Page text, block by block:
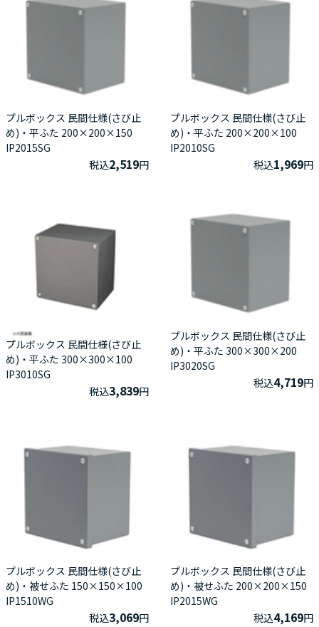
プルボックス 民間仕様(さび止
め)・平ふた 200×200×150
IP2015SG
税込2,519円
プルボックス 民間仕様(さび止
め)・平ふた 200×200×100
IP2010SG
税込1,969円
プルボックス 民間仕様(さび止
め)・平ふた 300×300×100
IP3010SG
税込3,839円
プルボックス 民間仕様(さび止
め)・平ふた 300×300×200
IP3020SG
税込4,719円
プルボックス 民間仕様(さび止
め)・被せふた 150×150×100
IP1510WG
税込3,069円
プルボックス 民間仕様(さび止
め)・被せふた 200×200×150
IP2015WG
税込4,169円